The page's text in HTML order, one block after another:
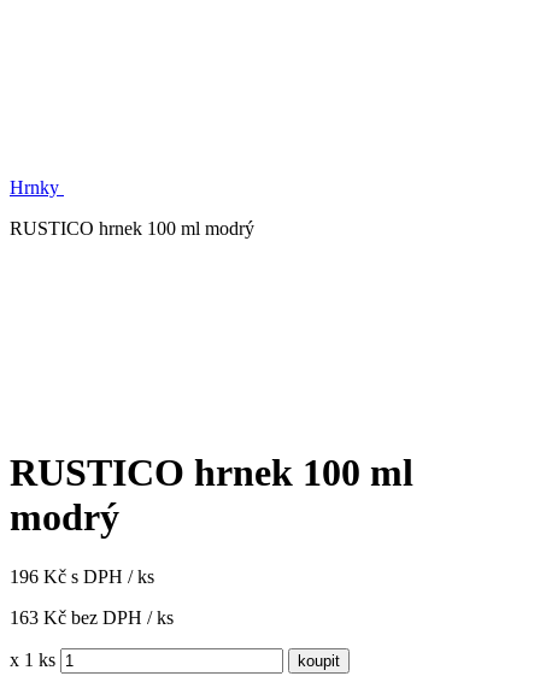
Hrnky
RUSTICO hrnek 100 ml modrý
RUSTICO hrnek 100 ml
modrý
196 Kč s DPH / ks
163 Kč bez DPH / ks
x 1 ks